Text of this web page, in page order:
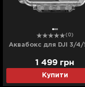
(0)
Аквабокс для DJI 3/4/
Купити
1 499 грн